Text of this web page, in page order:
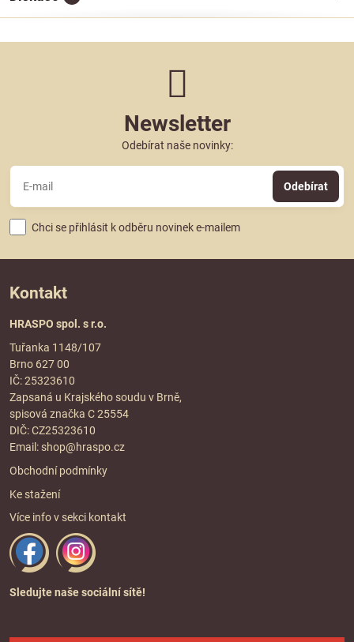
Newsletter
Odebírat naše novinky:
Odebírat
Chci se přihlásit k odběru novinek e-mailem
Kontakt
HRASPO spol. s r.o.
Tuřanka 1148/107
Brno 627 00
IČ: 25323610
Zapsaná u Krajského soudu v Brně,
spisová značka C 25554
DIČ: CZ25323610
Email: shop@hraspo.cz
Obchodní podmínky
Ke stažení
Více info v sekci kontakt
Sledujte naše sociální sítě!